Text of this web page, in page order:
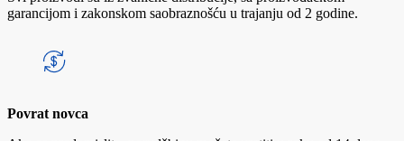
garancijom i zakonskom saobraznošću u trajanju od 2 godine.
Povrat novca